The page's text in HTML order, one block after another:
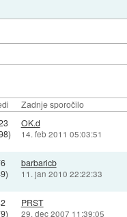
Zadnje sporočilo
OK.d
14. feb 2011 05:03:51
barbaricb
11. jan 2010 22:22:33
PRST
29. dec 2007 11:39:05